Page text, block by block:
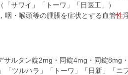
サワイ」「トーワ」「日医工」）
咽・喉頭等の腫脹を症状とする血管性
ルタン錠2mg・同錠4mg・同錠8mg
ツルハラ」「トーワ」「日新」「ニ